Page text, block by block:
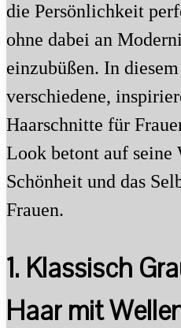
die Persönlichkeit
ohne dabei an
einzubüßen. In
verschiedene,
Haarschnitte für
Look betont auf seine
Schönheit und das
Frauen.
1. Klassisch
Haar mit